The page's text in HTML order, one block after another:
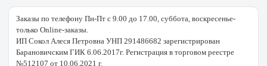
Заказы по телефону Пн-Пт с 9.00 до 17.00, суббота, воскресенье-
только Online-заказы.
ИП Сокол Алеся Петровна УНП 291486682 зарегистрирован
Барановичским ГИК 6.06.2017г. Регистрация в торговом реестре
№512107 от 10.06.2021 г.